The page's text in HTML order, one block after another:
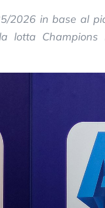
2026 in base al
lotta